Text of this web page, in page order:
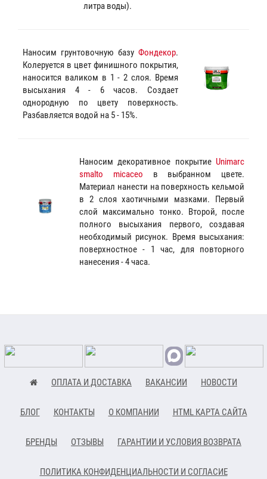
литра воды).
Наносим грунтовочную базу Фондекор.
Колеруется в цвет финишного покрытия,
наносится валиком в 1 - 2 слоя. Время
высыхания 4 - 6 часов. Создает
однородную по цвету поверхность.
Разбавляется водой на 5 - 15%.
Наносим декоративное покрытие Unimarc
smalto micaceo в выбранном цвете.
Материал нанести на поверхность кельмой
в 2 слоя хаотичными мазками. Первый
слой максимально тонко. Второй, после
полного высыхания первого, создавая
необходимый рисунок. Время высыхания:
поверхностное - 1 час, для повторного
нанесения - 4 часа.
ОПЛАТА И ДОСТАВКА ВАКАНСИИ НОВОСТИ
БЛОГ КОНТАКТЫ О КОМПАНИИ HTML КАРТА САЙТА
БРЕНДЫ ОТЗЫВЫ ГАРАНТИИ И УСЛОВИЯ ВОЗВРАТА
ПОЛИТИКА КОНФИДЕНЦИАЛЬНОСТИ И СОГЛАСИЕ